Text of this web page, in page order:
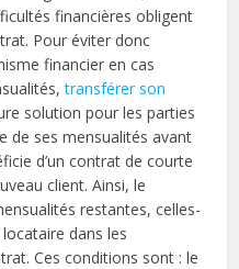
financières obligent
Pour éviter donc
financier en cas
transférer son
solution pour les parties
de ses mensualités avant
d’un contrat de courte
client. Ainsi, le
restantes, celles-
dans les
Ces conditions sont : le